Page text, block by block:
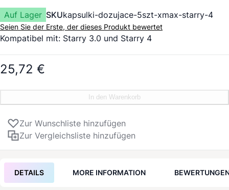
Auf Lager SKUkapsulki-dozujace-5szt-xmax-starry-4
Seien Sie der Erste, der dieses Produkt bewertet
Kompatibel mit: Starry 3.0 und Starry 4
25,72 €
In den Warenkorb
Zur Wunschliste hinzufügen
Zur Vergleichsliste hinzufügen
DETAILS MORE INFORMATION